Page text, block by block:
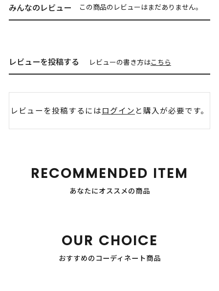
みんなのレビュー この商品のレビューはまだありません。
レビューを投稿する レビューの書き方はこちら
レビューを投稿するにはログイン と購入が必要です。
RECOMMENDED ITEM
あなたにオススメの商品
OUR CHOICE
おすすめのコーディネート商品